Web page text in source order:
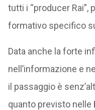
tutti i “producer Rai”,
formativo specifico
Data anche la forte
nell’informazione e
il passaggio è
quanto previsto nelle